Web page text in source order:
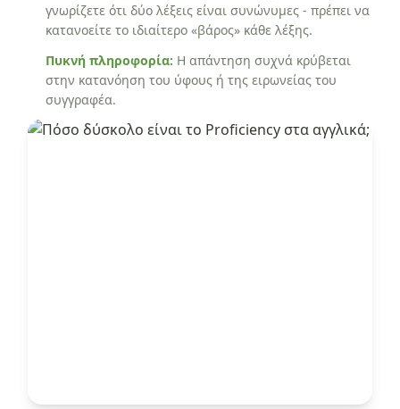
γνωρίζετε ότι δύο λέξεις είναι συνώνυμες - πρέπει να
κατανοείτε το ιδιαίτερο «βάρος» κάθε λέξης.
Πυκνή πληροφορία: Η απάντηση συχνά κρύβεται
στην κατανόηση του ύφους ή της ειρωνείας του
συγγραφέα.